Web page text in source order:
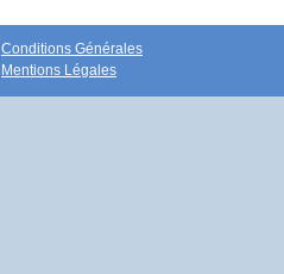
Conditions Générales
Mentions Légales